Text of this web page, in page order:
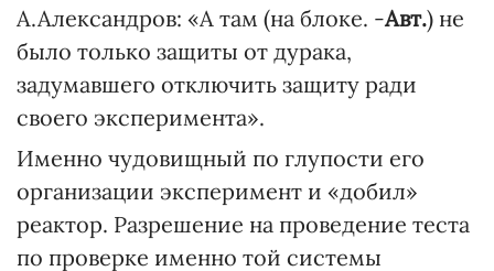
А.Александров: «А там (на блоке. -Авт.) не
было только защиты от дурака,
задумавшего отключить защиту ради
своего эксперимента».
Именно чудовищный по глупости его
организации эксперимент и «добил»
реактор. Разрешение на проведение теста
по проверке именно той системы